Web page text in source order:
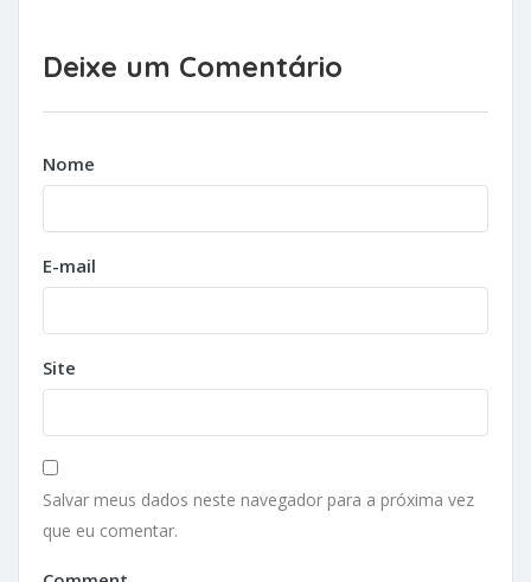
Deixe um Comentário
Nome
E-mail
Site
Salvar meus dados neste navegador para a próxima vez
que eu comentar.